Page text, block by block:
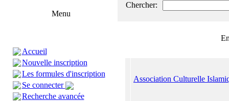
Menu
Accueil
Nouvelle inscription
Les formules d'inscription
Se connecter
Recherche avancée
Chercher:
Association Culturelle